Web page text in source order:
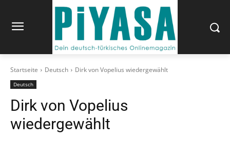
Startseite Deutsch Dirk von Vopelius wiedergewählt
Deutsch
Dirk von Vopelius
wiedergewählt